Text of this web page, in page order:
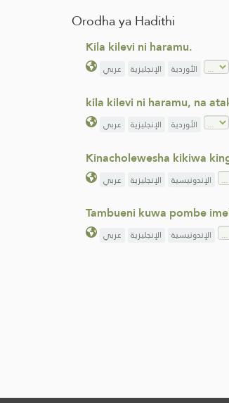
Orodha ya Hadithi
Kila kilevi ni haramu.
عربي الإنجليزية الأوردية
kila kilevi ni haramu, na
عربي الإنجليزية الأوردية
Kinacholewesha kikiwa
عربي الإنجليزية الإندونيسية
Tambueni kuwa pombe
عربي الإنجليزية الإندونيسية